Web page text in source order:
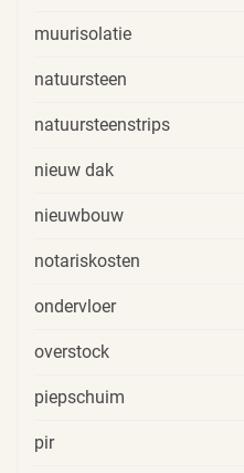
muurisolatie
natuursteen
natuursteenstrips
nieuw dak
nieuwbouw
notariskosten
ondervloer
overstock
piepschuim
pir